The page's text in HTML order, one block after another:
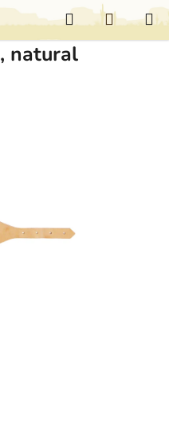
Hledat
KOŠÍK
natural